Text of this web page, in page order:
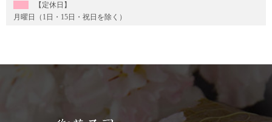
【定休日】
月曜日（1日・15日・祝日を除く）